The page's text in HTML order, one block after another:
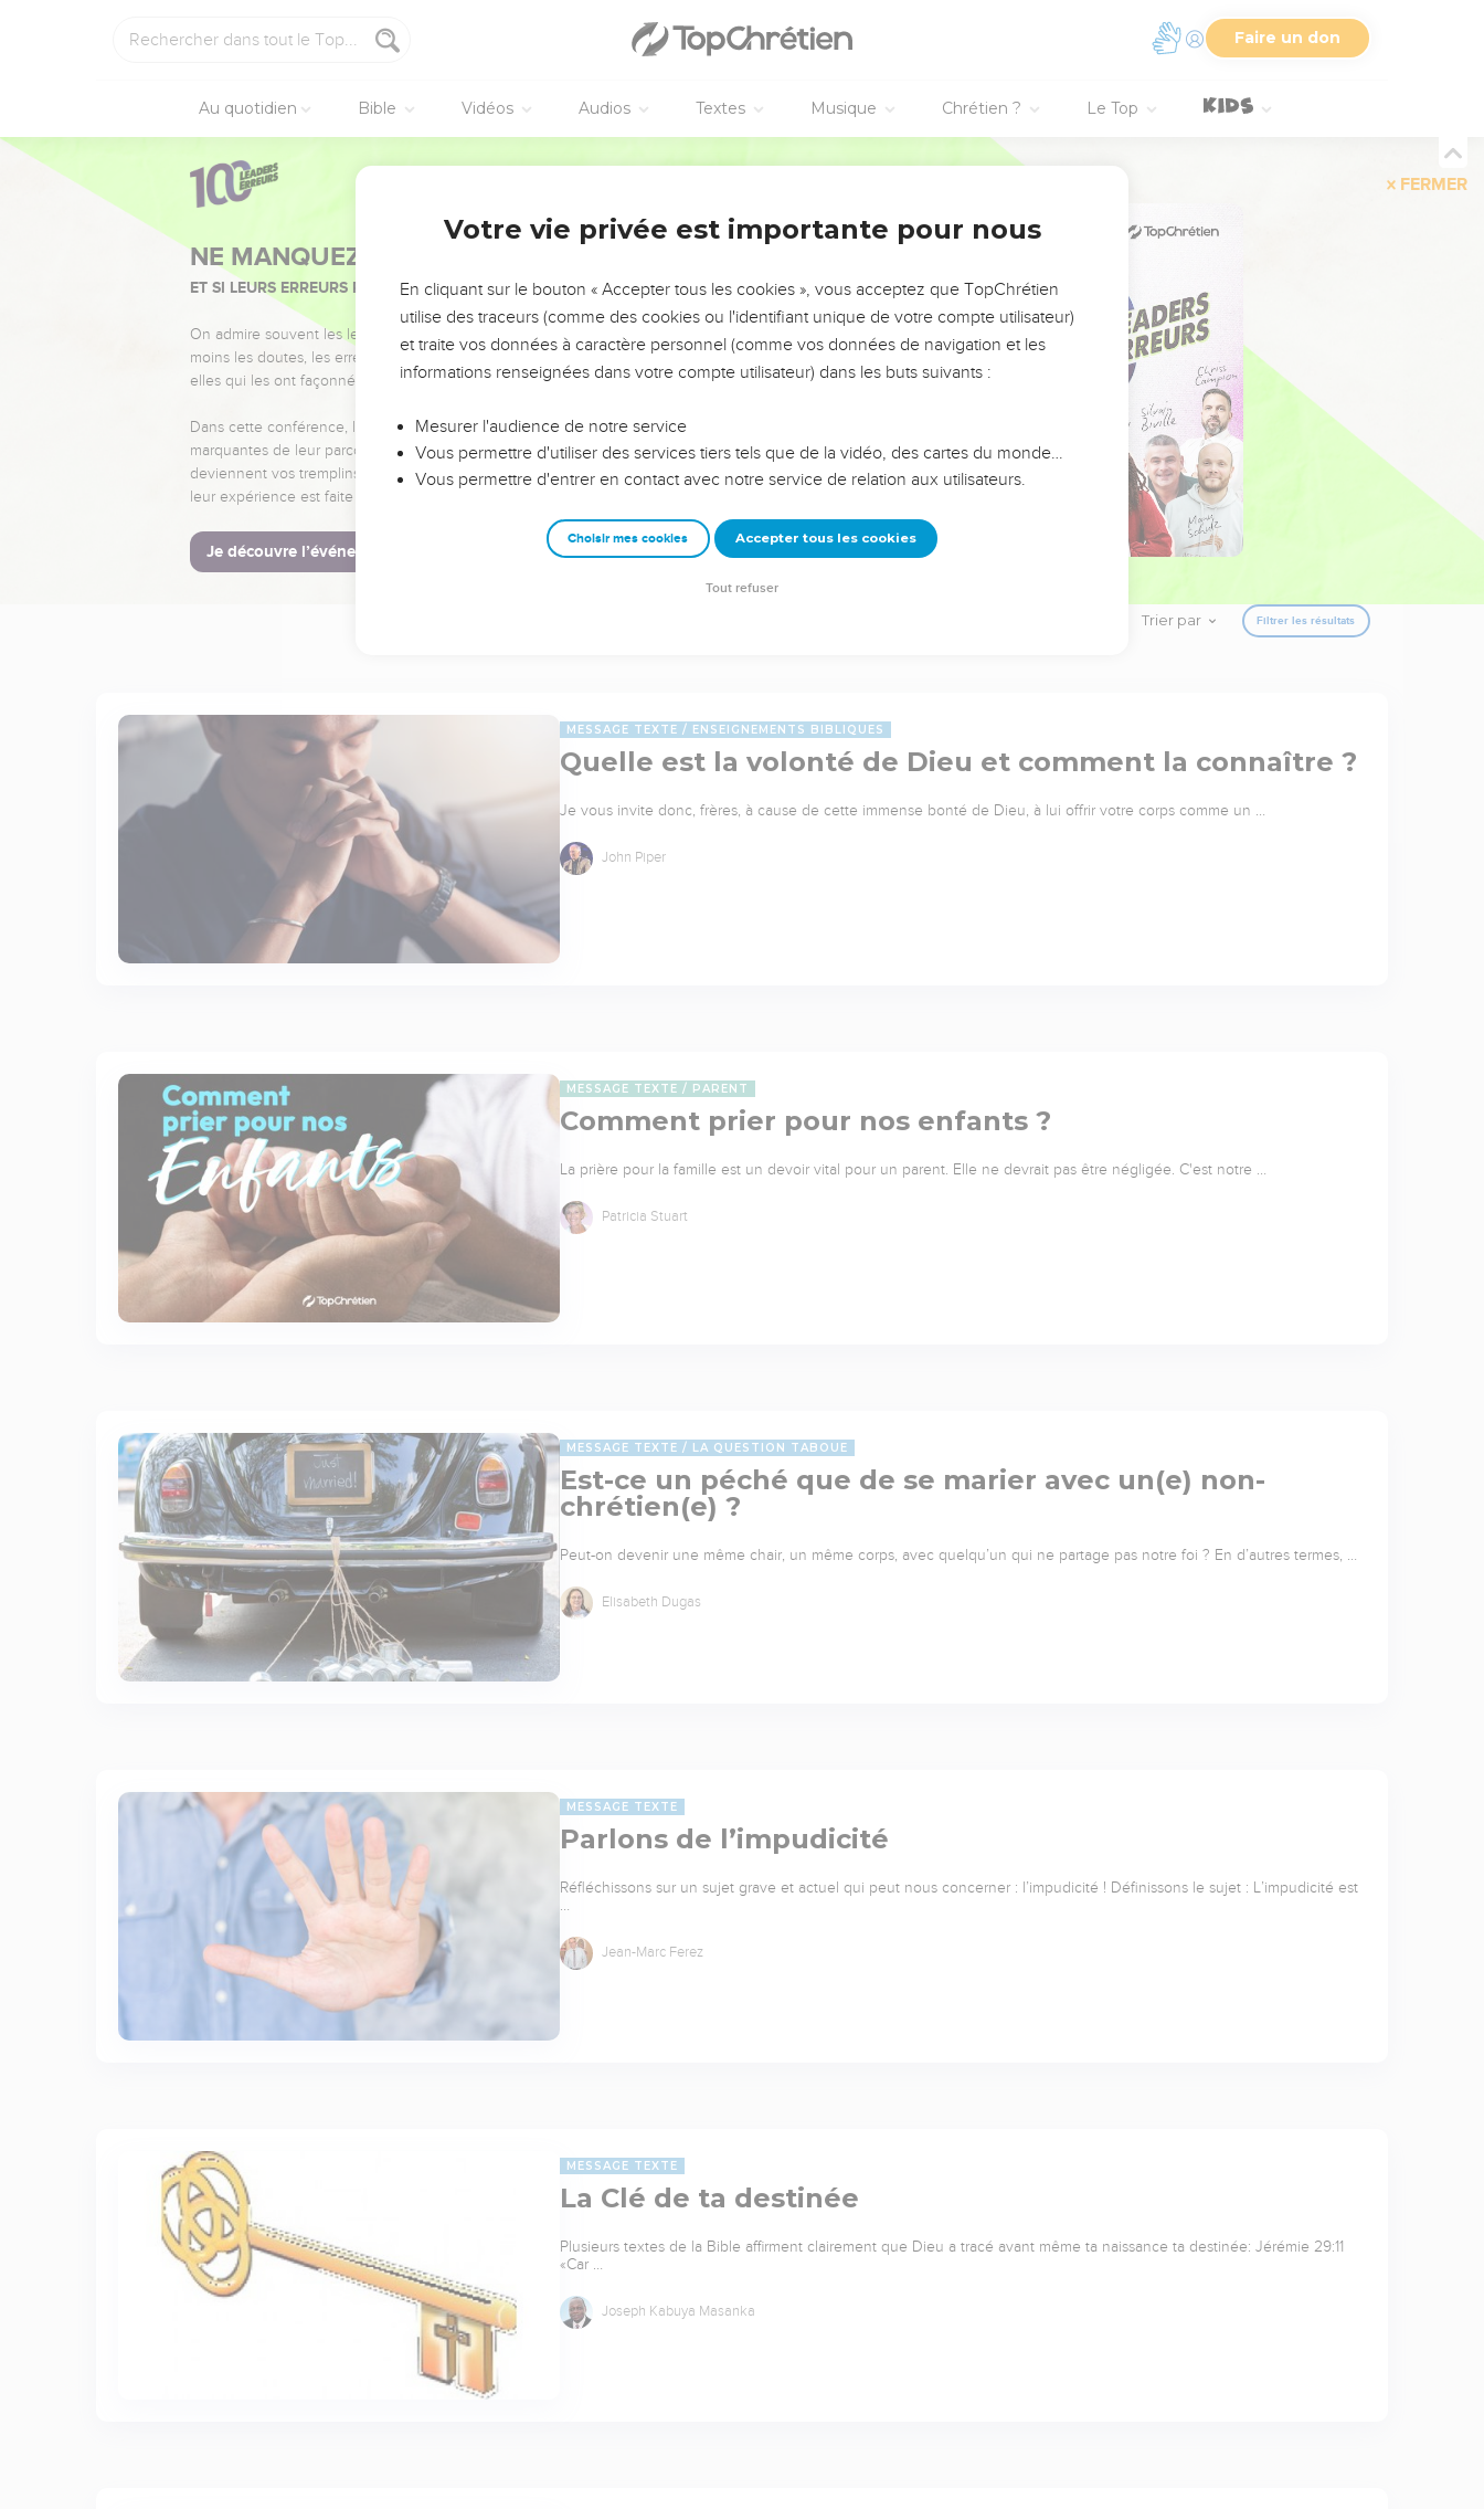
Faire un don
Au quotidien Bible Vidéos Audios Textes Musique Chrétien ? Le Top
FERMER
NE MANQUEZ PAS L’ÉVÉNEMENT DE L’ANNÉE !
ET SI LEURS ERREURS POUVAIENT VOUS ÉVITER LES VOTRES ?
On admire souvent les leaders pour leurs réussites, leur impact, leur foi ou leur vision. Mais on voit
moins les doutes, les erreurs et les saisons difficiles qu'ils ont traversés, alors même que ce sont
elles qui les ont façonnés.
Dans cette conférence, leaders, entrepreneurs, et responsables reviennent sur les erreurs
marquantes de leur parcours et les clés pour avancer avec plus de sagesse afin que leurs erreurs
deviennent vos tremplins. Que vous guidiez un ministère, une équipe, un groupe ou une famille,
leur expérience est faite pour vous.
Je découvre l’événement
Trier par Filtrer les résultats
MESSAGE TEXTE ENSEIGNEMENTS BIBLIQUES
Quelle est la volonté de Dieu et comment la connaître ?
Je vous invite donc, frères, à cause de cette immense bonté de Dieu, à lui offrir votre corps comme un …
John Piper
MESSAGE TEXTE PARENT
Comment prier pour nos enfants ?
La prière pour la famille est un devoir vital pour un parent. Elle ne devrait pas être négligée. C'est notre …
Patricia Stuart
MESSAGE TEXTE LA QUESTION TABOUE
Est-ce un péché que de se marier avec un(e) non-
chrétien(e) ?
Peut-on devenir une même chair, un même corps, avec quelqu’un qui ne partage pas notre foi ? En d’autres termes, …
Elisabeth Dugas
MESSAGE TEXTE
Parlons de l’impudicité
Réfléchissons sur un sujet grave et actuel qui peut nous concerner : l’impudicité ! Définissons le sujet : L’impudicité est
Jean-Marc Ferez
MESSAGE TEXTE
La Clé de ta destinée
Plusieurs textes de la Bible affirment clairement que Dieu a tracé avant même ta naissance ta destinée: Jérémie 29:11
«Car …
Joseph Kabuya Masanka
Votre vie privée est importante pour nous
En cliquant sur le bouton « Accepter tous les cookies », vous acceptez que TopChrétien
utilise des traceurs (comme des cookies ou l'identifiant unique de votre compte utilisateur)
et traite vos données à caractère personnel (comme vos données de navigation et les
informations renseignées dans votre compte utilisateur) dans les buts suivants :
Mesurer l'audience de notre service
Vous permettre d'utiliser des services tiers tels que de la vidéo, des cartes du monde…
Vous permettre d'entrer en contact avec notre service de relation aux utilisateurs.
Choisir mes cookies Accepter tous les cookies
Tout refuser